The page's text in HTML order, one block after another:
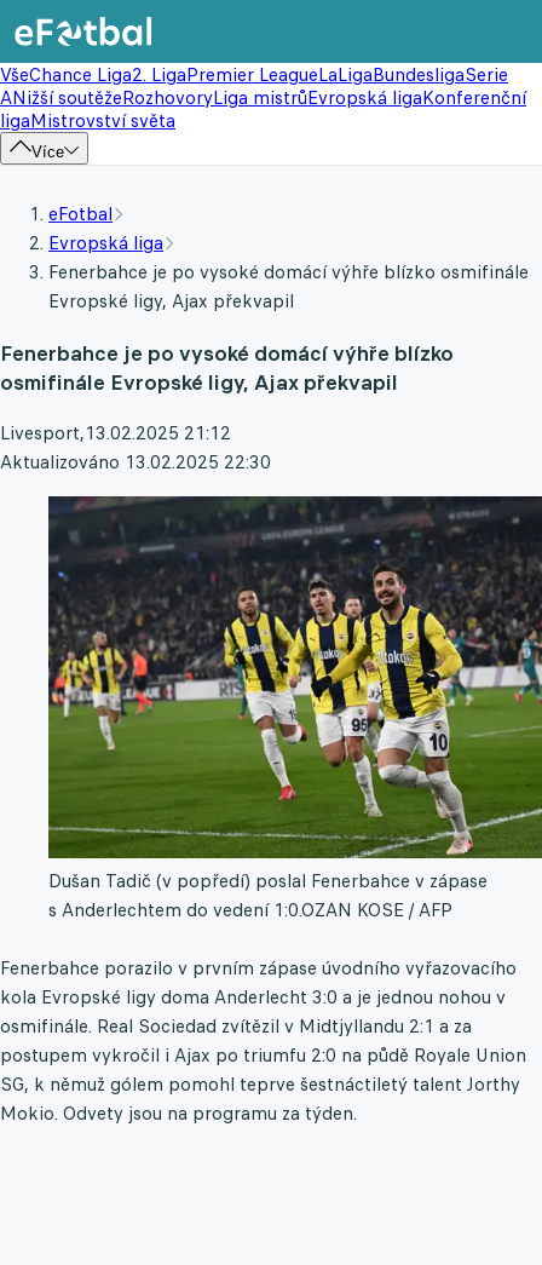
VšeChance Liga2. LigaPremier LeagueLaLigaBundesligaSerie
ANižší soutěžeRozhovoryLiga mistrůEvropská ligaKonferenční
ligaMistrovství světa
Více
eFotbal
Evropská liga
Fenerbahce je po vysoké domácí výhře blízko osmifinále
Evropské ligy, Ajax překvapil
Fenerbahce je po vysoké domácí výhře blízko
osmifinále Evropské ligy, Ajax překvapil
Livesport,13.02.2025 21:12
Aktualizováno 13.02.2025 22:30
Dušan Tadič (v popředí) poslal Fenerbahce v zápase
s Anderlechtem do vedení 1:0.OZAN KOSE / AFP
Fenerbahce porazilo v prvním zápase úvodního vyřazovacího
kola Evropské ligy doma Anderlecht 3:0 a je jednou nohou v
osmifinále. Real Sociedad zvítězil v Midtjyllandu 2:1 a za
postupem vykročil i Ajax po triumfu 2:0 na půdě Royale Union
SG, k němuž gólem pomohl teprve šestnáctiletý talent Jorthy
Mokio. Odvety jsou na programu za týden.